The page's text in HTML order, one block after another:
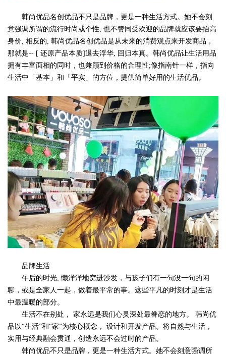
韩尚优品名创优品不只是品牌，更是一种生活方式。她不会刻
意强调所谓的流行时尚或个性, 也不赞同受欢迎的品牌就应该要抬高
身价, 相反的, 韩尚优品名创优品是从未来的消费观点来开发商品，
那就是-- [ 还原产品本质]退去浮华, 回归本真。韩尚优品让生活用品
拥有丰富面相的同时，也兼顾到价格的合理性;像指南针一样，指向
生活中「基本」和「平实」的方位，提供简单好用的生活优品。
品牌生活
午后的时光, 懒洋洋地窝进沙发，与孩子们有一句没一句的闲
聊，或是全家人一起，做着最平常的事。这些平凡的时刻才是生活
中最温暖的部分。
生活不在别处， 家永远是我们心灵深处最眷恋的地方。 韩尚优
品以“生活”和“家”为核心概念， 设计和开发产品。将自然与生活，
实用与经典融会贯通，创造永远不会过时的产品。
韩尚优品不只是品牌，更是一种生活方式。她不会刻意强调所